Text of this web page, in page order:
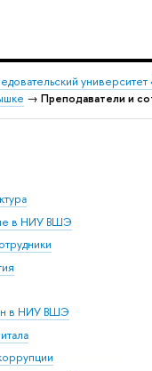
→ Преподаватели и
в НИУ ВШЭ
в НИУ ВШЭ